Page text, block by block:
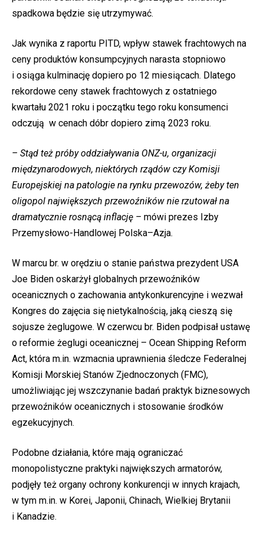
spadkowa będzie się utrzymywać.
Jak wynika z raportu PITD, wpływ stawek frachtowych na
ceny produktów konsumpcyjnych narasta stopniowo
i osiąga kulminację dopiero po 12 miesiącach. Dlatego
rekordowe ceny stawek frachtowych z ostatniego
kwartału 2021 roku i początku tego roku konsumenci
odczują w cenach dóbr dopiero zimą 2023 roku.
– Stąd też próby oddziaływania ONZ-u, organizacji
międzynarodowych, niektórych rządów czy Komisji
Europejskiej na patologie na rynku przewozów, żeby ten
oligopol największych przewoźników nie rzutował na
dramatycznie rosnącą inflację – mówi prezes Izby
Przemysłowo-Handlowej Polska–Azja.
W marcu br. w orędziu o stanie państwa prezydent USA
Joe Biden oskarżył globalnych przewoźników
oceanicznych o zachowania antykonkurencyjne i wezwał
Kongres do zajęcia się nietykalnością, jaką cieszą się
sojusze żeglugowe. W czerwcu br. Biden podpisał ustawę
o reformie żeglugi oceanicznej – Ocean Shipping Reform
Act, która m.in. wzmacnia uprawnienia śledcze Federalnej
Komisji Morskiej Stanów Zjednoczonych (FMC),
umożliwiając jej wszczynanie badań praktyk biznesowych
przewoźników oceanicznych i stosowanie środków
egzekucyjnych.
Podobne działania, które mają ograniczać
monopolistyczne praktyki największych armatorów,
podjęły też organy ochrony konkurencji w innych krajach,
w tym m.in. w Korei, Japonii, Chinach, Wielkiej Brytanii
i Kanadzie.